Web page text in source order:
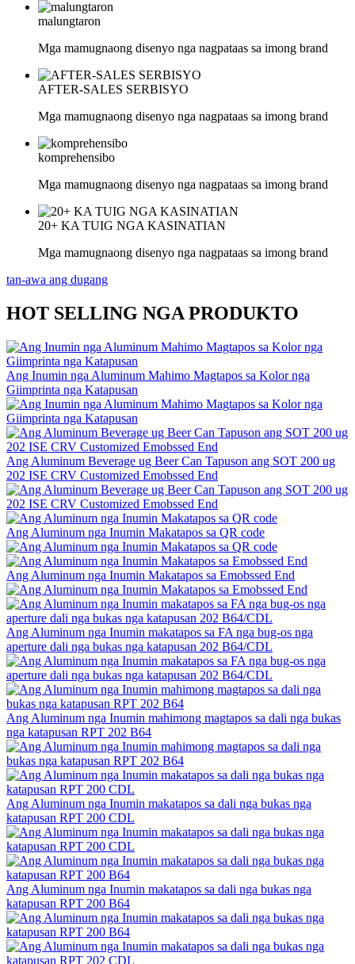
malungtaron
Mga mamugnaong disenyo nga nagpataas sa imong brand
AFTER-SALES SERBISYO
Mga mamugnaong disenyo nga nagpataas sa imong brand
komprehensibo
Mga mamugnaong disenyo nga nagpataas sa imong brand
20+ KA TUIG NGA KASINATIAN
Mga mamugnaong disenyo nga nagpataas sa imong brand
tan-awa ang dugang
HOT SELLING NGA PRODUKTO
Ang Inumin nga Aluminum Mahimo Magtapos sa Kolor nga
Giimprinta nga Katapusan
Ang Aluminum Beverage ug Beer Can Tapuson ang SOT 200 ug
202 ISE CRV Customized Emobssed End
Ang Aluminum nga Inumin Makatapos sa QR code
Ang Aluminum nga Inumin Makatapos sa Emobssed End
Ang Aluminum nga Inumin makatapos sa FA nga bug-os nga
aperture dali nga bukas nga katapusan 202 B64/CDL
Ang Aluminum nga Inumin mahimong magtapos sa dali nga bukas
nga katapusan RPT 202 B64
Ang Aluminum nga Inumin makatapos sa dali nga bukas nga
katapusan RPT 200 CDL
Ang Aluminum nga Inumin makatapos sa dali nga bukas nga
katapusan RPT 200 B64